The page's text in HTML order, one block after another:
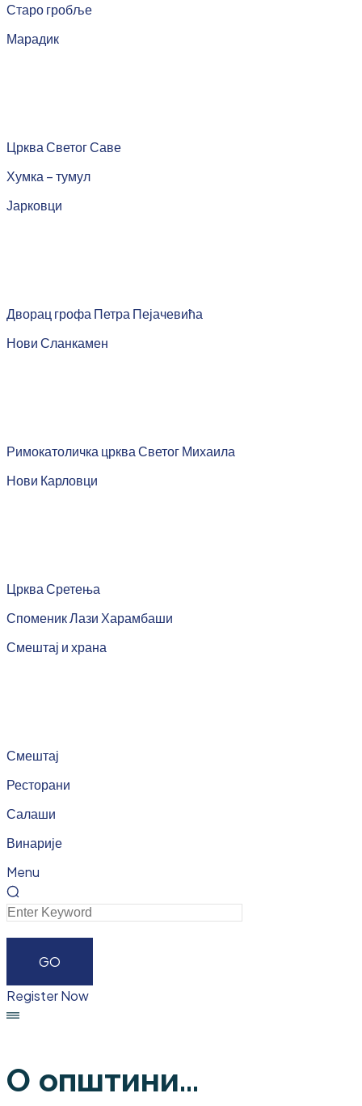
Старо гробље
Марадик
Црква Светог Саве
Хумка – тумул
Јарковци
Дворац грофа Петра Пејачевића
Нови Сланкамен
Римокатоличка црква Светог Михаила
Нови Карловци
Црква Сретења
Споменик Лази Харамбаши
Смештај и храна
Смештај
Ресторани
Салаши
Винарије
Menu
Register Now
О општини...